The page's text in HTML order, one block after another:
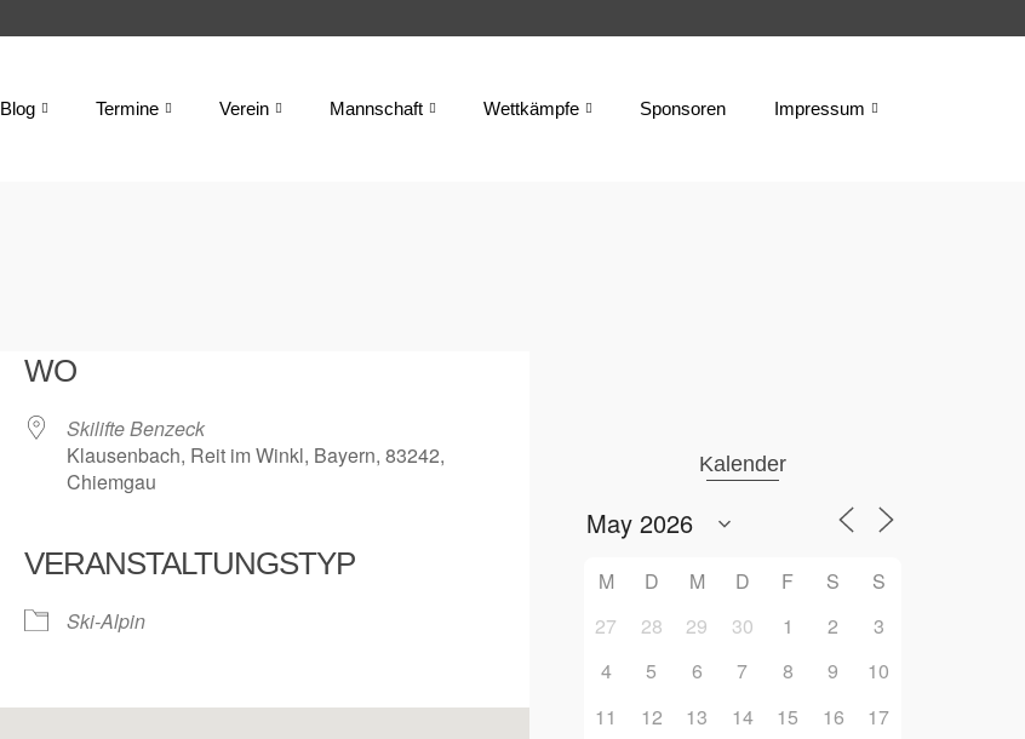
Blog Termine Verein Mannschaft Wettkämpfe Sponsoren Impressum
iCalendar Office 365 Outlook Live
WO
Skilifte Benzeck
Klausenbach, Reit im Winkl, Bayern, 83242,
Chiemgau
VERANSTALTUNGSTYP
Ski-Alpin
Kalender
M D M D F S
S
27
28 29 30 1 2
3
4
5 6 7 8 9
10
11
12 13 14 15 16
17